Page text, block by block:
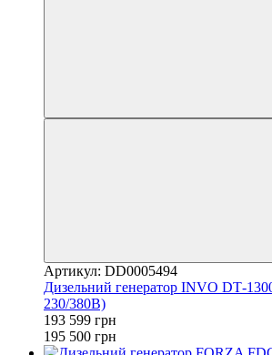
Артикул: DD0005494
Дизельний генератор INVO DТ-
230/380В)
193 599 грн
195 500 грн